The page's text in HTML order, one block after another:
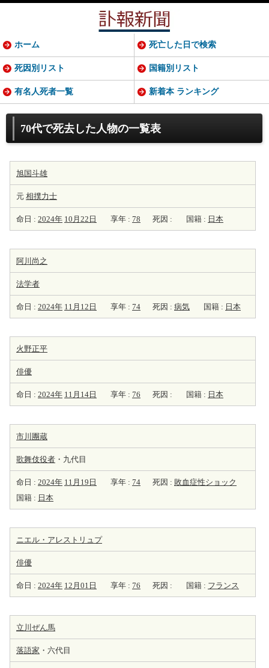
70代で死去した人物の一覧表
旭国斗雄
元 相撲力士
命日 : 2024年 10月22日 享年 : 78 死因 : 国籍 : 日本
阿川尚之
法学者
命日 : 2024年 11月12日 享年 : 74 死因 : 病気 国籍 : 日本
火野正平
俳優
命日 : 2024年 11月14日 享年 : 76 死因 : 国籍 : 日本
市川團蔵
歌舞伎役者 ・九代目
命日 : 2024年 11月19日 享年 : 74 死因 : 敗血症性ショック
国籍 : 日本
ニエル・アレストリュプ
俳優
命日 : 2024年 12月01日 享年 : 76 死因 : 国籍 : フランス
立川ぜん馬
落語家 ・六代目
ホーム 死亡した日で検索
死因別リスト 国籍別リスト
有名人死者一覧 新着本 ランキング